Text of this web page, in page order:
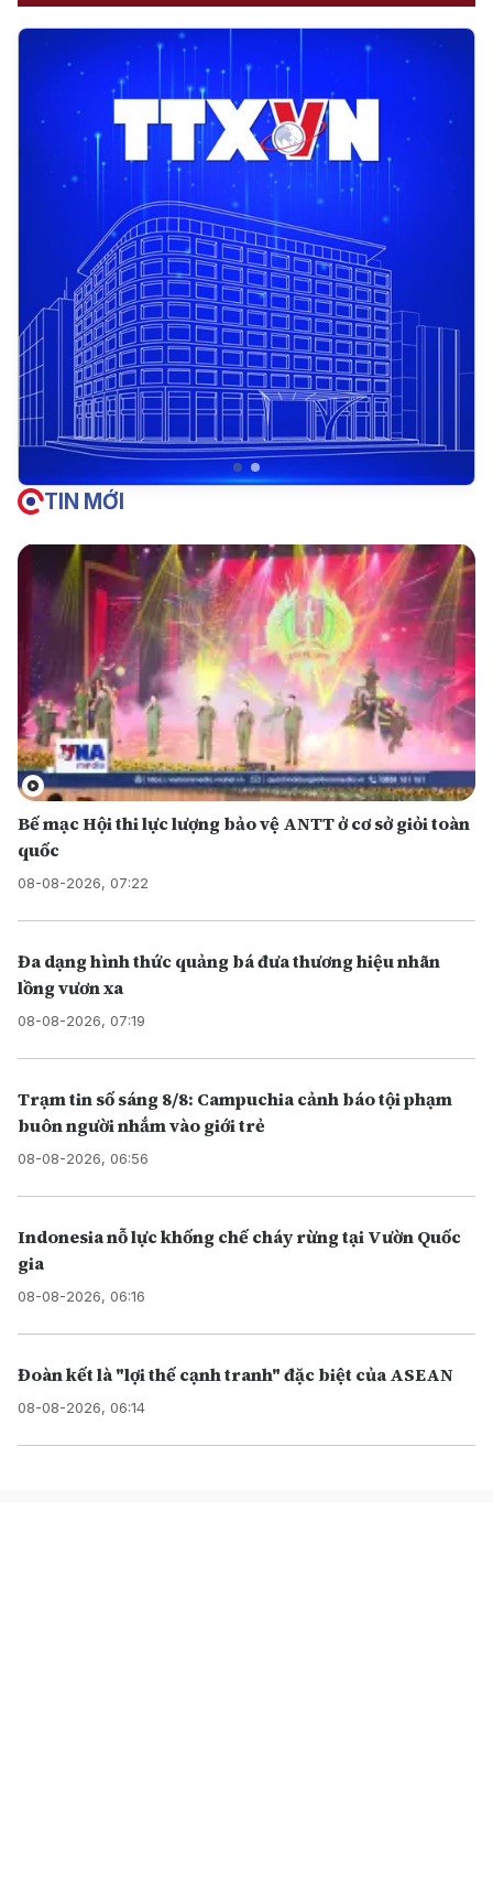
TIN MỚI
Bế mạc Hội thi lực lượng bảo vệ ANTT ở cơ sở giỏi toàn
quốc
08-08-2026, 07:22
Đa dạng hình thức quảng bá đưa thương hiệu nhãn
lồng vươn xa
08-08-2026, 07:19
Trạm tin số sáng 8/8: Campuchia cảnh báo tội phạm
buôn người nhắm vào giới trẻ
08-08-2026, 06:56
Indonesia nỗ lực khống chế cháy rừng tại Vườn Quốc
gia
08-08-2026, 06:16
Đoàn kết là "lợi thế cạnh tranh" đặc biệt của ASEAN
08-08-2026, 06:14